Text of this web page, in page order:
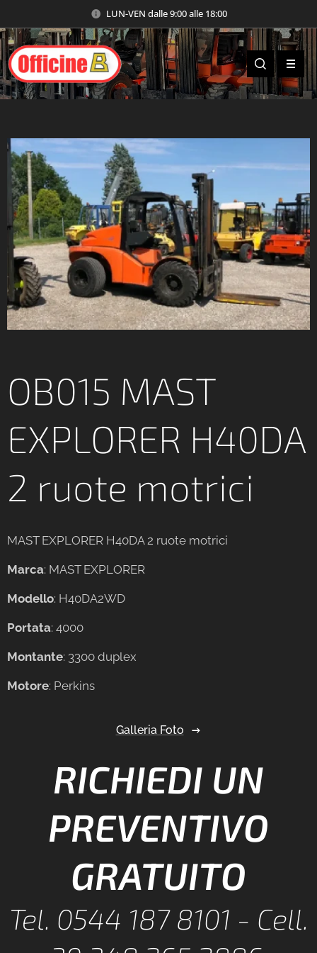
LUN-VEN dalle 9:00 alle 18:00
OB015 MAST
EXPLORER H40DA
2 ruote motrici
MAST EXPLORER H40DA 2 ruote motrici
Marca: MAST EXPLORER
Modello: H40DA2WD
Portata: 4000
Montante: 3300 duplex
Motore: Perkins
Galleria Foto
RICHIEDI UN
PREVENTIVO
GRATUITO
Tel. 0544 187 8101 - Cell.